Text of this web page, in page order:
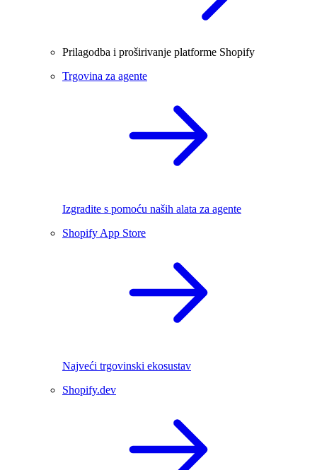
Prilagodba i proširivanje platforme Shopify
Trgovina za agente
Izgradite s pomoću naših alata za agente
Shopify App Store
Najveći trgovinski ekosustav
Shopify.dev